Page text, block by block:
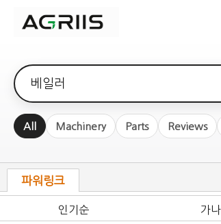
검색어
All Machinery Parts Reviews
파워링크
인기순 가